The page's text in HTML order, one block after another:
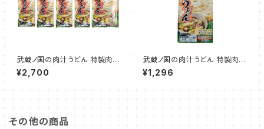
武蔵ノ国の肉汁うどん 特製肉汁
のつゆ付き バラ売り 5袋セット 1
0人前
¥2,700
武蔵ノ国の肉汁うどん 特製肉汁
のつゆ付き 箱入り ２袋セット ４
人前
¥1,296
その他の商品